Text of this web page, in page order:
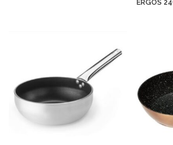
ERGOS